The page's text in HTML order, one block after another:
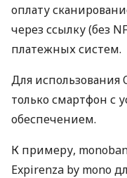
оплату
через ссылку (без
платежных систем.
Для использования
только смартфон
обеспечением.
К примеру,
Expirenza by mono